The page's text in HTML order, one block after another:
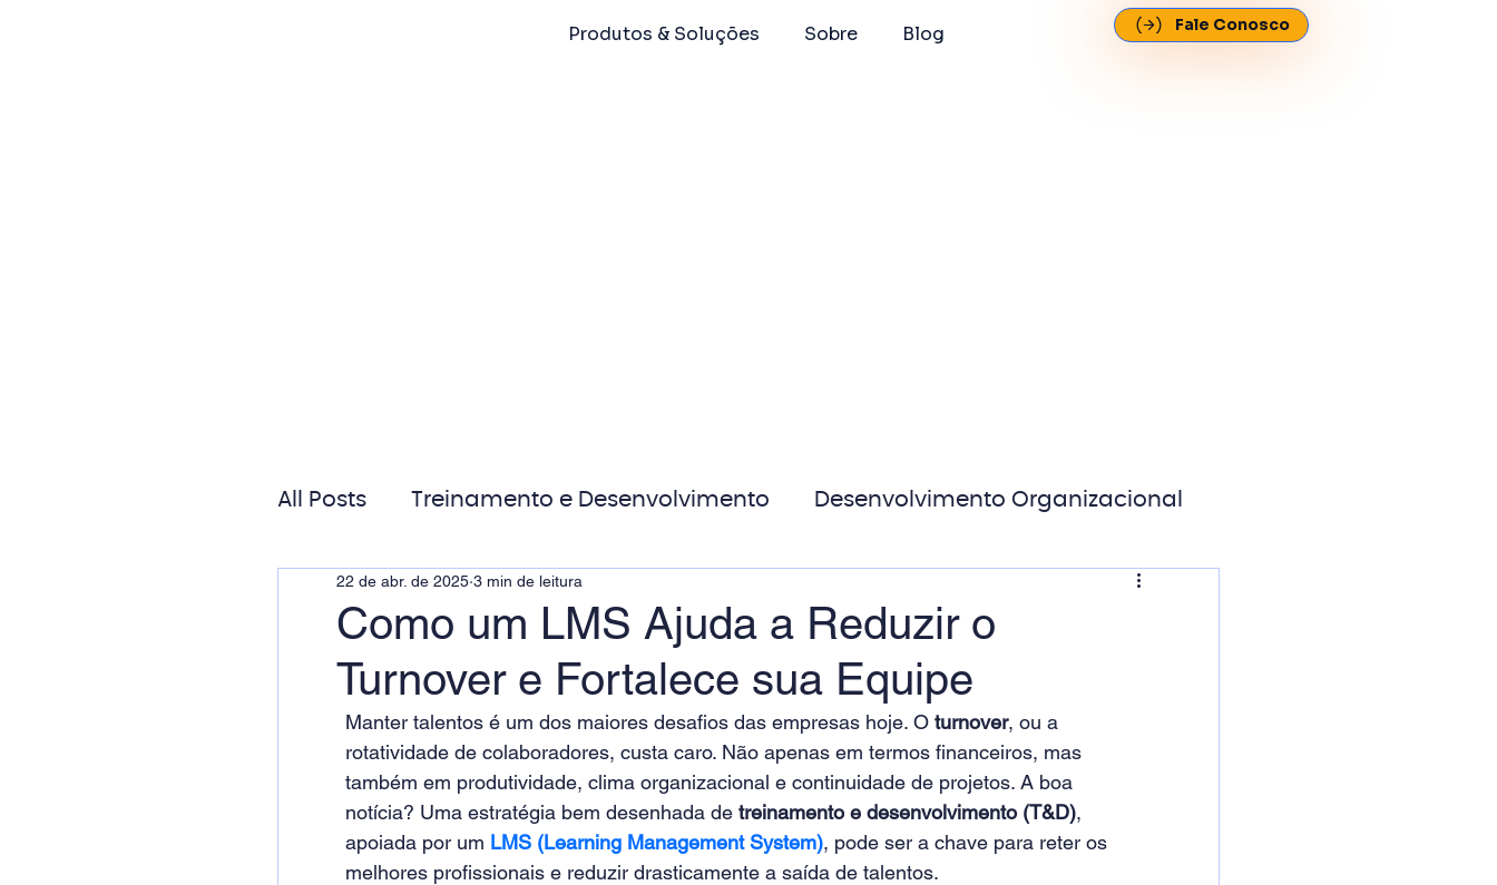
Produtos & Soluções Sobre Blog Fale Conosco
All Posts Treinamento e Desenvolvimento Desenvolvimento Organizacional
Gestão de Pessoas MicroPower Corporativo
Responsabilidade Social
Como um LMS Ajuda a Reduzir o
Turnover e Fortalece sua Equipe
22 de abr. de 2025 3 min de leitura
Manter talentos é um dos maiores desafios das empresas hoje. O turnover, ou a
rotatividade de colaboradores, custa caro. Não apenas em termos financeiros, mas
também em produtividade, clima organizacional e continuidade de projetos. A boa
notícia? Uma estratégia bem desenhada de treinamento e desenvolvimento (T&D),
apoiada por um LMS (Learning Management System), pode ser a chave para reter os
melhores profissionais e reduzir drasticamente a saída de talentos.